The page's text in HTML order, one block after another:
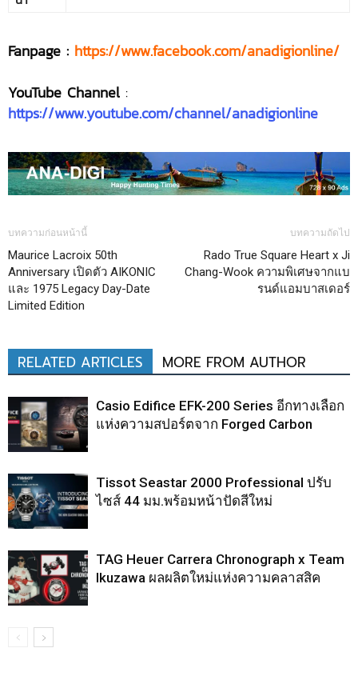
Fanpage : https://www.facebook.com/anadigionline/
YouTube Channel :
https://www.youtube.com/channel/anadigionline
บทความก่อนหน้านี้
Maurice Lacroix 50th
Anniversary เปิดตัว AIKONIC
และ 1975 Legacy Day-Date
Limited Edition
บทความถัดไป
Rado True Square Heart x Ji
Chang-Wook ความพิเศษจากแบ
รนด์แอมบาสเดอร์
RELATED ARTICLES MORE FROM AUTHOR
Casio Edifice EFK-200 Series อีกทางเลือก
แห่งความสปอร์ตจาก Forged Carbon
Tissot Seastar 2000 Professional ปรับ
ไซส์ 44 มม.พร้อมหน้าปัดสีใหม่
TAG Heuer Carrera Chronograph x Team
Ikuzawa ผลผลิตใหม่แห่งความคลาสสิค